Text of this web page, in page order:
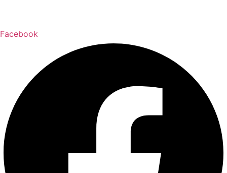
Facebook